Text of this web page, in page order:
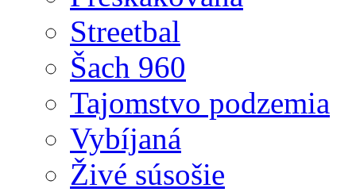
Streetbal
Šach 960
Tajomstvo podzemia
Vybíjaná
Živé súsošie